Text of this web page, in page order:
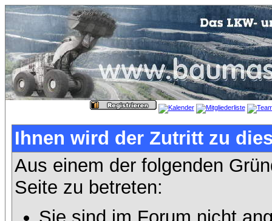
Ihnen wird der Zutritt zu
Aus einem der folgenden
Seite zu betreten: